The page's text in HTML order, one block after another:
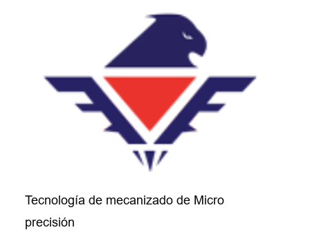
Tecnología de mecanizado de Micro
precisión